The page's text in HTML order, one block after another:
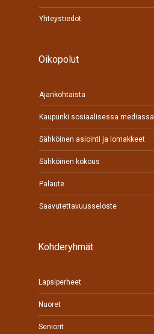
Yhteystiedot
Oikopolut
Ajankohtaista
Kaupunki sosiaalisessa mediassa
Sähköinen asiointi ja lomakkeet
Sähköinen kokous
Palaute
Saavutettavuusseloste
Kohderyhmät
Lapsiperheet
Nuoret
Seniorit